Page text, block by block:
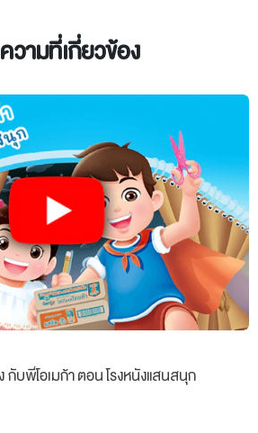
วามที่เกี่ยวข้อง
บพี่โอเมก้า ตอน โรงหนังแสนสนุก